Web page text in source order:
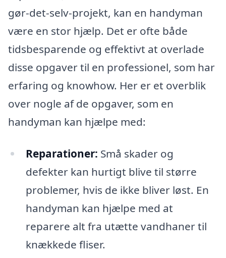
gør-det-selv-projekt, kan en handyman
være en stor hjælp. Det er ofte både
tidsbesparende og effektivt at overlade
disse opgaver til en professionel, som har
erfaring og knowhow. Her er et overblik
over nogle af de opgaver, som en
handyman kan hjælpe med:
Reparationer: Små skader og
defekter kan hurtigt blive til større
problemer, hvis de ikke bliver løst. En
handyman kan hjælpe med at
reparere alt fra utætte vandhaner til
knækkede fliser.